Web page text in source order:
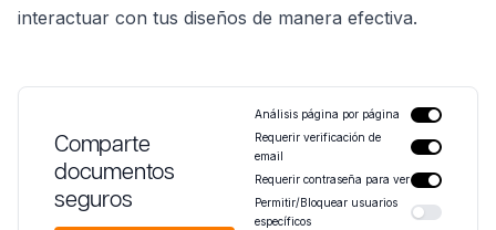
interactuar con tus diseños de manera efectiva.
Comparte
documentos
seguros
Análisis página por página
Requerir verificación de
email
Requerir contraseña para ver
Permitir/Bloquear usuarios
específicos